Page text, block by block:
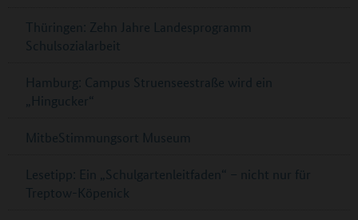
Thüringen: Zehn Jahre Landesprogramm
Schulsozialarbeit
Hamburg: Campus Struenseestraße wird ein
„Hingucker“
MitbeStimmungsort Museum
Lesetipp: Ein „Schulgartenleitfaden“ – nicht nur für
Treptow-Köpenick